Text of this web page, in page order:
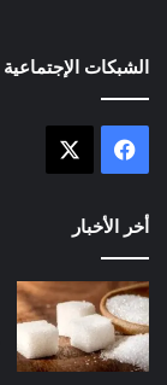
الشبكات الإجتماعية
فيسبوك
أخر الأخبار